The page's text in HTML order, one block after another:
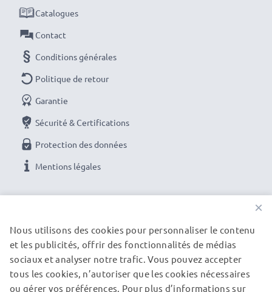
Catalogues
Contact
Conditions générales
Politique de retour
Garantie
Sécurité & Certifications
Protection des données
Mentions légales
NOS PARTENAIRES DE LIVRAISON
×
Nous utilisons des cookies pour personnaliser le contenu
et les publicités, offrir des fonctionnalités de médias
sociaux et analyser notre trafic. Vous pouvez accepter
tous les cookies, n’autoriser que les cookies nécessaires
ou gérer vos préférences. Pour plus d’informations sur